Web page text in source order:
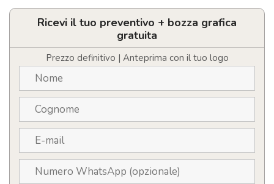
A6
sughero
quantità
Ricevi il tuo preventivo + bozza grafica
gratuita
Prezzo definitivo | Anteprima con il tuo logo